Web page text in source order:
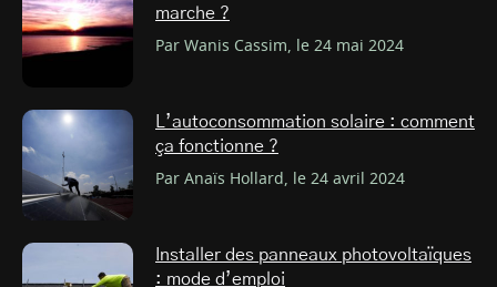
marche ?
Par Wanis Cassim, le 24 mai 2024
L’autoconsommation solaire : comment
ça fonctionne ?
Par Anaïs Hollard, le 24 avril 2024
Installer des panneaux photovoltaïques
: mode d’emploi